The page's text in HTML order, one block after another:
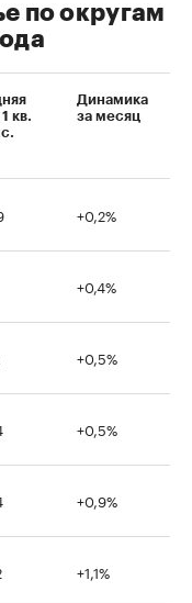
по округам
кв.
Динамика
за месяц
+0,2%
+0,4%
+0,5%
+0,5%
+0,9%
+1,1%